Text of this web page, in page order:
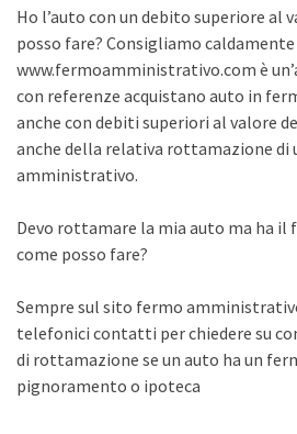
Ho l’auto con un debito superiore al
posso fare? Consigliamo
www.fermoamministrativo.com è
con referenze acquistano auto in
anche con debiti superiori al valore
anche della relativa rottamazione di
amministrativo.
Devo rottamare la mia auto ma ha
come posso fare?
Sempre sul sito fermo
telefonici contatti per chiedere su
di rottamazione se un auto ha un
pignoramento o ipoteca